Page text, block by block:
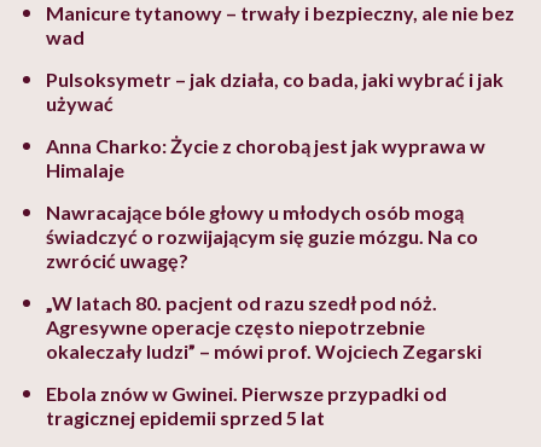
Manicure tytanowy – trwały i bezpieczny, ale nie bez
wad
Pulsoksymetr – jak działa, co bada, jaki wybrać i jak
używać
Anna Charko: Życie z chorobą jest jak wyprawa w
Himalaje
Nawracające bóle głowy u młodych osób mogą
świadczyć o rozwijającym się guzie mózgu. Na co
zwrócić uwagę?
„W latach 80. pacjent od razu szedł pod nóż.
Agresywne operacje często niepotrzebnie
okaleczały ludzi” – mówi prof. Wojciech Zegarski
Ebola znów w Gwinei. Pierwsze przypadki od
tragicznej epidemii sprzed 5 lat